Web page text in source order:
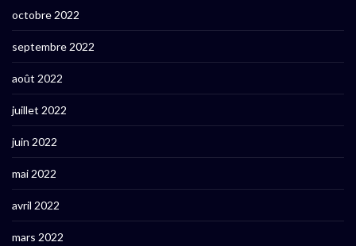
octobre 2022
septembre 2022
août 2022
juillet 2022
juin 2022
mai 2022
avril 2022
mars 2022